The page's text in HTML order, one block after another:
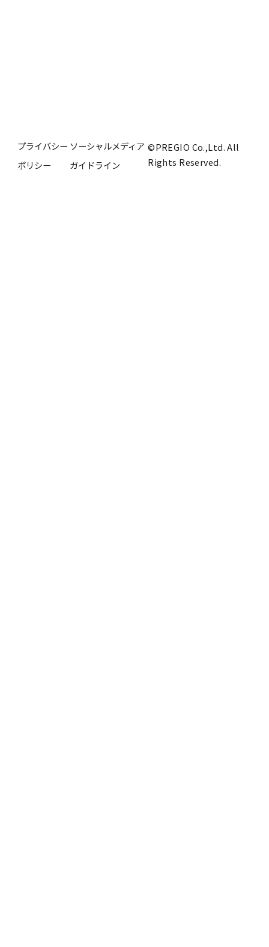
プライバシー
ポリシー
ソーシャルメディア
ガイドライン
©PREGIO Co.,Ltd. All
Rights Reserved.